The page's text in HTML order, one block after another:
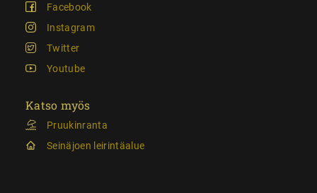
Facebook
Instagram
Twitter
Youtube
Katso myös
Pruukinranta
Seinäjoen leirintäalue